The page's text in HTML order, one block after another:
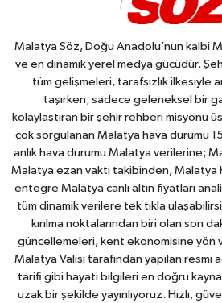
Malatya Söz, Doğu Anadolu’nun kalbi
ve en dinamik yerel medya gücüdür.
tüm gelişmeleri, tarafsızlık ilkesiyle
taşırken; sadece geleneksel bir
kolaylaştıran bir şehir rehberi misyonu
çok sorgulanan Malatya hava durumu
anlık hava durumu Malatya verilerine;
Malatya ezan vakti takibinden, Malatya
entegre Malatya canlı altın fiyatları
tüm dinamik verilere tek tıkla
kırılma noktalarından biri olan son
güncellemeleri, kent ekonomisine yön
Malatya Valisi tarafından yapılan resmi
tarifi gibi hayati bilgileri en doğru
uzak bir şekilde yayınlıyoruz. Hızlı,